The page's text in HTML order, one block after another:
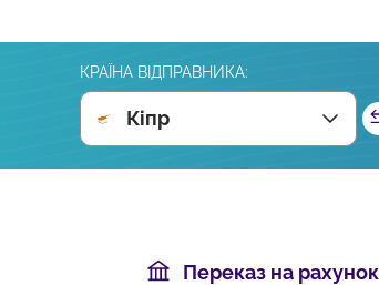
КРАЇНА ВІДПРАВНИКА:
Кіпр
Переказ на